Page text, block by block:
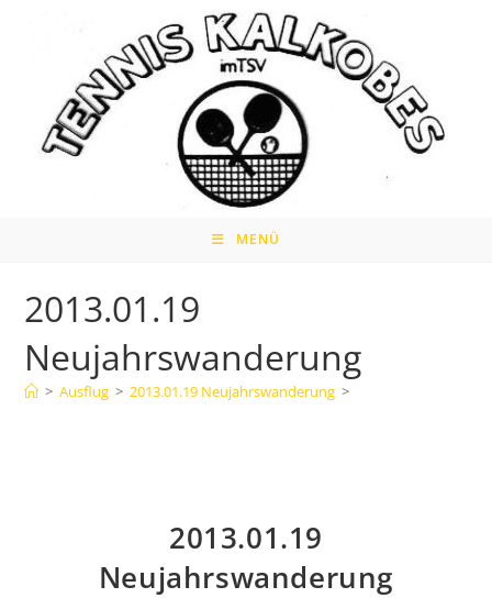
MENÜ
2013.01.19
Neujahrswanderung
> Ausflug > 2013.01.19 Neujahrswanderung >
2013.01.19
Neujahrswanderung